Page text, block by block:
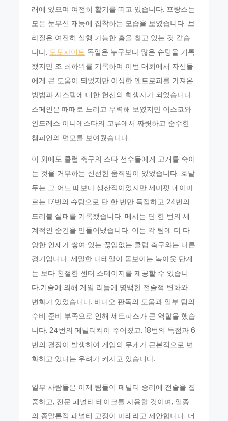
래에 있으며 여전히 활기를 띠고 있습니다. 프랑스는
모든 눈부신 재능에 집착하는 모습을 보였습니다. 브
라질은 여전히 실행 가능한 홈을 찾고 있는 것 같습
니다. 토토사이트 독일은 누구보다 많은 슈팅을 기록
했지만 조 최하위를 기록하며 이번 대회에서 자신들
에게 큰 도움이 되었지만 이상한 엔트로피를 가져온
방법과 시스템에 대한 헌신의 희생자가 되었습니다.
스페인은 때때로 느리고 무력해 보였지만 이스코와
안드레스 이니에스타의 교류에서 짜릿하고 순수한
챔피언의 면모를 보여줬습니다.
이 외에도 클럽 축구의 스타 선수들에게 고개를 숙이
는 것을 거부하는 신선한 움직임이 있었습니다. 호날
두는 그 어느 때보다 생산적이었지만 세미핏 네이마
르는 17번의 슈팅으로 단 한 번만 득점하고 24번의
드리블 실패를 기록했습니다. 메시는 단 한 번의 세
계적인 순간을 만들어냈습니다. 이는 각 팀에 더 다
양한 인재가 쌓여 있는 끊임없는 클럽 축구와는 다른
경기입니다. 세밀한 디테일이 돋보이는 녹아웃 단계
는 보다 친절한 센터 스테이지를 제공할 수 있습니
다.기술에 의해 게임 리듬에 명백한 전술적 변화와
변화가 있었습니다. 비디오 판독의 도움과 일부 팀의
수비 준비 부족으로 인해 세트피스가 큰 역할을 했습
니다. 24번의 페널티킥이 주어졌고, 18번의 득점과 6
번의 결장이 발생하여 게임의 무게가 근본적으로 변
화하고 있다는 우려가 커지고 있습니다.
일부 사람들은 이제 팀들이 페널티 승리에 전술을 집
중하고, 전문 페널티 테이크를 사용할 것이며, 일종
의 종말론적 페널티 고정이 미래라고 제안합니다. 더